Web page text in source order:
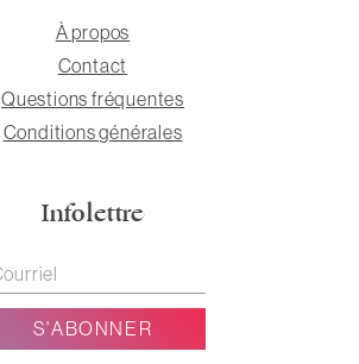
À propos
Contact
Questions fréquentes
Conditions générales
Infolettre